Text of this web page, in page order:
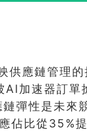
供應鏈管理
加速器訂單
彈性是未來
佔比從35%提